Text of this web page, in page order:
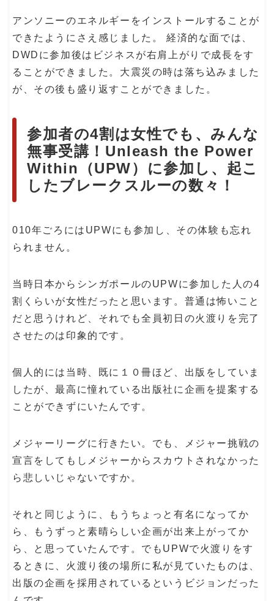
アンソニーのエネルギーをインストールすることが
できたようにさえ感じました。 経済的な面では、
DWDに参加後はビジネスが右肩上がりで成長をす
ることができました。大震災の時は落ち込みました
が、その後も盛り返すことができました。
参加者の4割は女性でも、みんな
無事受講！Unleash the Power
Within（UPW）に参加し、起こ
したブレークスルーの数々！
010年ごろにはUPWにも参加し、その体験も忘れ
られません。
当時日本からシンガポールのUPWに参加した人の4
割くらいが女性だったと思います。普通は怖いこと
だと思うけれど、それでも全員初日の火渡りを完了
させたのは印象的です。
個人的には当時、既に１０冊ほど、出版をしていま
したが、最高に憧れている出版社に企画を提案する
ことができずにいたんです。
メジャーリーグに行きたい。でも、メジャー挑戦の
宣言をしてもしメジャーからスカウトされなかった
ら悲しいじゃないですか。
それと同じように、もうちょっと有名になってか
ら、もうずっと素晴らしい企画が出来上がってか
ら、と思っていたんです。でもUPWで火渡りをす
るときに、火渡り後の場所に私が見ていたものは、
出版の企画を採用されているというビジョンだった